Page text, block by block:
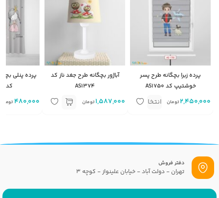
پرده زبرا بچگانه طرح پسر
خوشتیپ کد AS1750
2,450,000 تومانمتر مربع
انتخاب
آباژور بچگانه طرح جغد ناز کد
AS1374
1,587,000 تومان
پرده پنلی
کد AS1749
480,000 تومان
دفتر فروش
تهران - دولت آباد - خیابان علینواز - کوچه 3